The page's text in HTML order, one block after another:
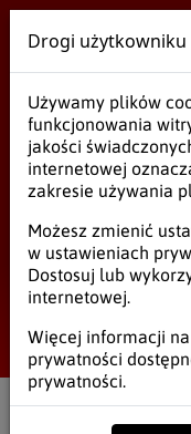
Wielobranżowe
Płyn do szyb
Proszki
Płyn do szyb
Płyn uniwersalny
Drogi użytkowniku
Używamy plików
funkcjonowania
jakości
internetowej
zakresie używania
Możesz zmienić
w ustawieniach
Dostosuj lub
internetowej.
Więcej informacji
prywatności
prywatności.